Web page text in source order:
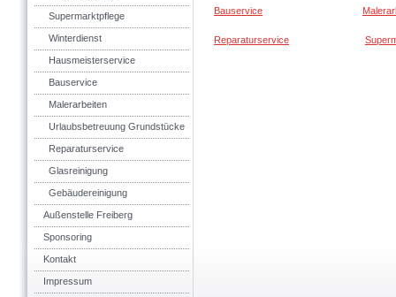
Supermarktpflege
Winterdienst
Hausmeisterservice
Bauservice
Malerarbeiten
Urlaubsbetreuung Grundstücke
Reparaturservice
Glasreinigung
Gebäudereinigung
Außenstelle Freiberg
Sponsoring
Kontakt
Impressum
Bauservice
Reparaturservice